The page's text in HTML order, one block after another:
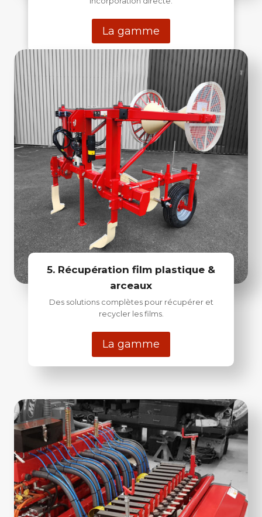
La gamme
5. Récupération film plastique &
arceaux
Des solutions complètes pour récupérer et
recycler les films.
La gamme